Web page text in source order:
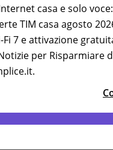
casa e solo
TIM casa agosto
Fi 7 e attivazione
per Risparmiare